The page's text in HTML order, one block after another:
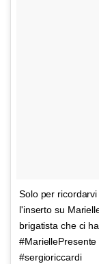
Solo per
l'inserto su
brigatista che ci
#sergioriccardi